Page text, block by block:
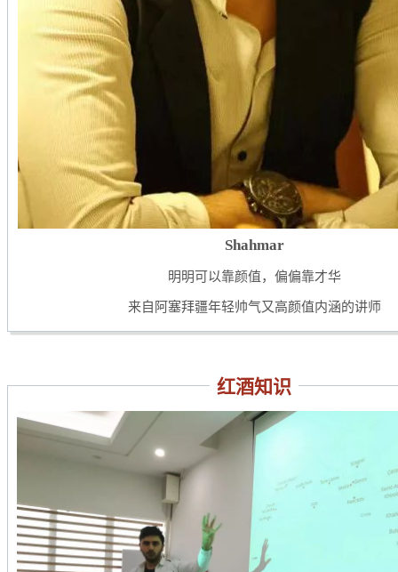
Shahmar
明明可以靠颜值， 偏偏靠才华
来自阿塞拜疆年轻帅气又高颜值内涵的讲师
红酒知识